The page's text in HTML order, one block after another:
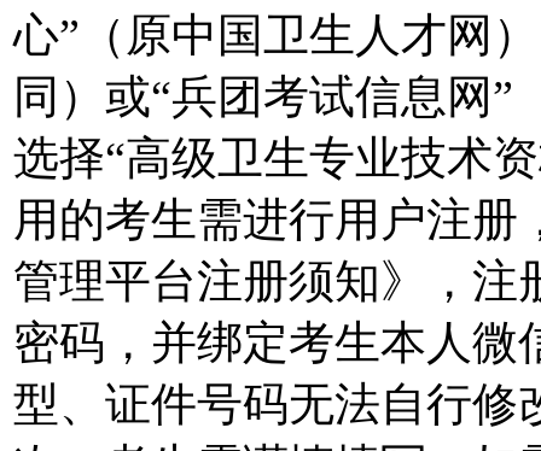
心”（原中国卫生人才网
同）或“兵团考试信息网”
选择“高级卫生专业技术
用的考生需进行用户注
管理平台注册须知》，注
密码，并绑定考生本人微
型、证件号码无法自行修